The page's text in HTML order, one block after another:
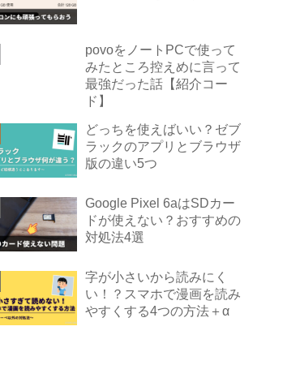
povoをノートPCで使って
みたところ控えめに言って
最強だった話【紹介コー
ド】
どっちを使えばいい？ゼブ
ラックのアプリとブラウザ
版の違い5つ
Google Pixel 6aはSDカー
ドが使えない？おすすめの
対処法4選
字が小さいから読みにく
い！？スマホで漫画を読み
やすくする4つの方法＋α